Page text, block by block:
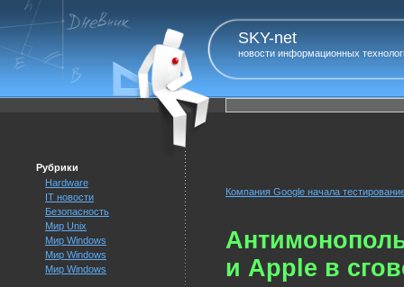
SKY-net
новости информационных
Рубрики
Hardware
IT новости
Безопасность
Мир Unix
Мир Windows
Мир Windows
Мир Windows
Компания Google начала
и Apple в